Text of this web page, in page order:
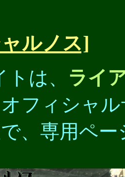
ルノス]
は、 ライ
オフィシャ
、専用ペ